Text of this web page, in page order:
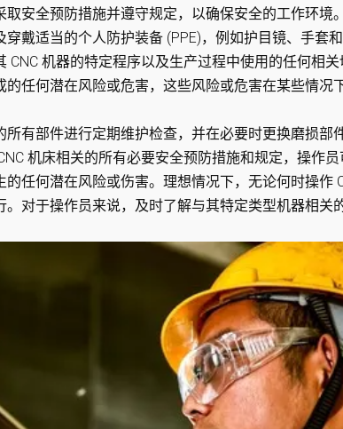
安全预防措施并遵守规定，以确保安全的工作环境
戴适当的个人防护装备 (PPE)，例如护目镜、手套和
CNC 机器的特定程序以及生产过程中使用的任何相
任何潜在风险或危害，这些风险或危害在某些情况
有部件进行定期维护检查，并在必要时更换磨损部
机床相关的所有必要安全预防措施和规定，操作
任何潜在风险或伤害。理想情况下，无论何时操作
对于操作员来说，及时了解与其特定类型机器相关